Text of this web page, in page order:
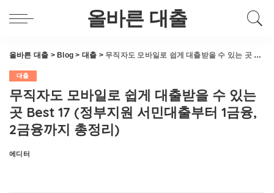
올바른 대출
올바른 대출 > Blog > 대출 > 무직자도 모바일로 쉽게 대출받을 수 있는 곳 Best 17 (정부지원 서민대출부터 1금융, 2금융까지 총정리)
대출
무직자도 모바일로 쉽게 대출받을 수 있는
곳 Best 17 (정부지원 서민대출부터 1금융,
2금융까지 총정리)
Posted
에디터